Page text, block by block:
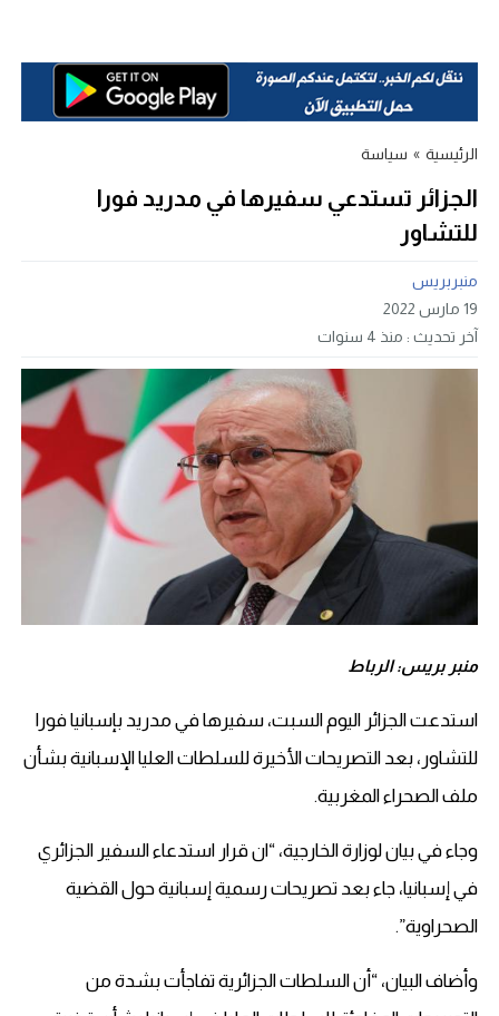
الرئيسية » سياسة
الجزائر تستدعي سفيرها في مدريد فورا
للتشاور
منبربريس
19 مارس 2022
آخر تحديث : منذ 4 سنوات
منبر بريس: الرباط
استدعت الجزائر اليوم السبت، سفيرها في مدريد بإسبانيا فورا
للتشاور، بعد التصريحات الأخيرة للسلطات العليا الإسبانية بشأن
ملف الصحراء المغربية.
وجاء في بيان لوزارة الخارجية، “ان قرار استدعاء السفير الجزائري
في إسبانيا، جاء بعد تصريحات رسمية إسبانية حول القضية
الصحراوية”.
وأضاف البيان، “أن السلطات الجزائرية تفاجأت بشدة من